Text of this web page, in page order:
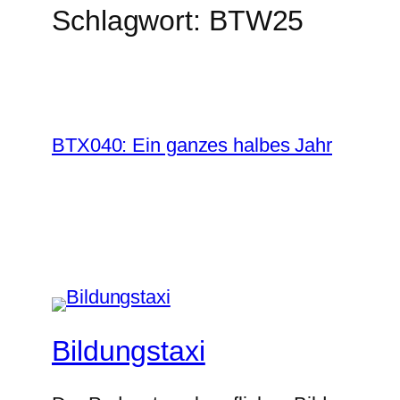
Schlagwort: BTW25
BTX040: Ein ganzes halbes Jahr
Bildungstaxi